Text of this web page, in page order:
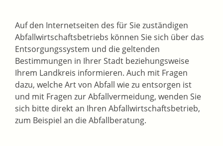
Auf den Internetseiten des für Sie zuständigen
Abfallwirtschaftsbetriebs können Sie sich über das
Entsorgungssystem und die geltenden
Bestimmungen in Ihrer Stadt beziehungsweise
Ihrem Landkreis informieren. Auch mit Fragen
dazu, welche Art von Abfall wie zu entsorgen ist
und mit Fragen zur Abfallvermeidung, wenden Sie
sich bitte direkt an Ihren Abfallwirtschaftsbetrieb,
zum Beispiel an die Abfallberatung.